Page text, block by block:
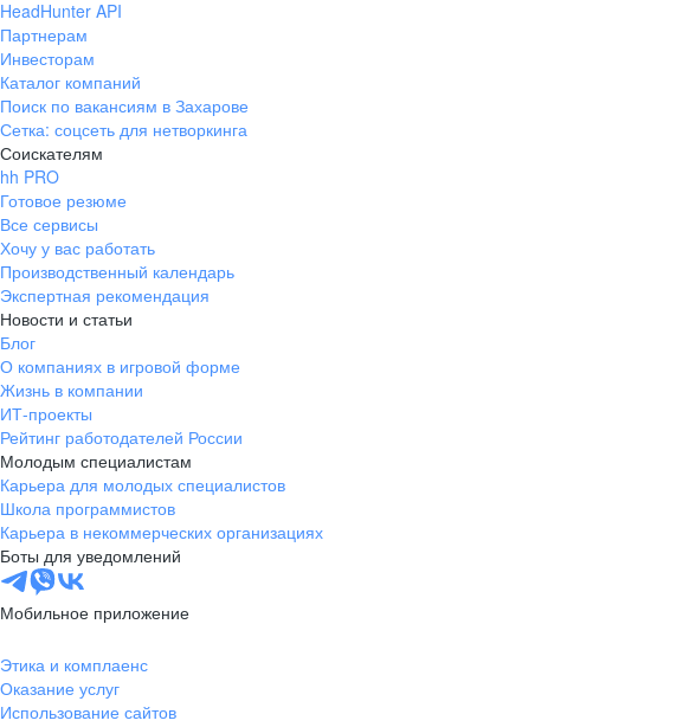
HeadHunter API
Партнерам
Инвесторам
Каталог компаний
Поиск по вакансиям в Захарове
Сетка: соцсеть для нетворкинга
Соискателям
hh PRO
Готовое резюме
Все сервисы
Хочу у вас работать
Производственный календарь
Экспертная рекомендация
Новости и статьи
Блог
О компаниях в игровой форме
Жизнь в компании
ИТ-проекты
Рейтинг работодателей России
Молодым специалистам
Карьера для молодых специалистов
Школа программистов
Карьера в некоммерческих организациях
Боты для уведомлений
Мобильное приложение
Этика и комплаенс
Оказание услуг
Использование сайтов